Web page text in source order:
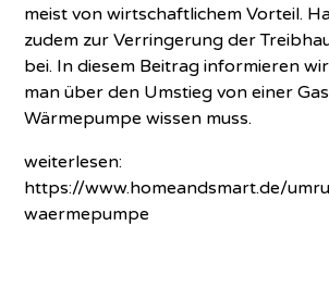
meist von wirtschaftlichem Vorteil.
zudem zur Verringerung der
bei. In diesem Beitrag informieren
man über den Umstieg von einer
Wärmepumpe wissen muss.
weiterlesen:
https://www.homeandsmart.de/
waermepumpe